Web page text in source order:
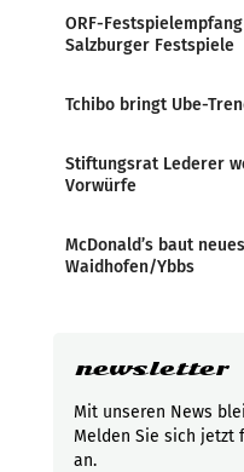
ORF-
Salzburger Festspiele
Tchibo bringt Ube-
Stiftungsrat Lederer
Vorwürfe
McDonald’s baut
Waidhofen/Ybbs
newsletter
Mit unseren News
Melden Sie sich jetzt
an.